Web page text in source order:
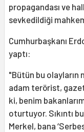
propagandası ve
sevkedildiği
Cumhurbaşkanı
yaptı:
"Bütün bu olayların
adam terörist,
ki, benim
oturtuyor. Sıkıntı
Merkel, bana